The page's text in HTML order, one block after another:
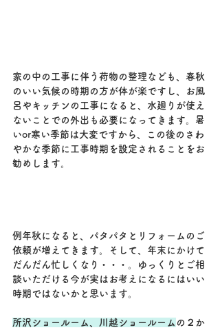
家の中の工事に伴う荷物の整理なども、春秋
のいい気候の時期の方が体が楽ですし、お風
呂やキッチンの工事になると、水廻りが使え
ないことでの外出も必要になってきます。暑
いor寒い季節は大変ですから、この後のさわ
やかな季節に工事時期を設定されることをお
勧めします。
例年秋になると、パタパタとリフォームのご
依頼が増えてきます。そして、年末にかけて
だんだん忙しくなり・・・。ゆっくりとご相
談いただける今が実はお考えになるにはいい
時期ではないかと思います。
所沢ショールーム、川越ショールーム の２か